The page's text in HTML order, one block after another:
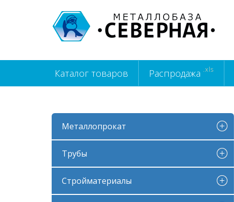
Каталог товаров Распродажа .xls
Металлопрокат
Трубы
Стройматериалы